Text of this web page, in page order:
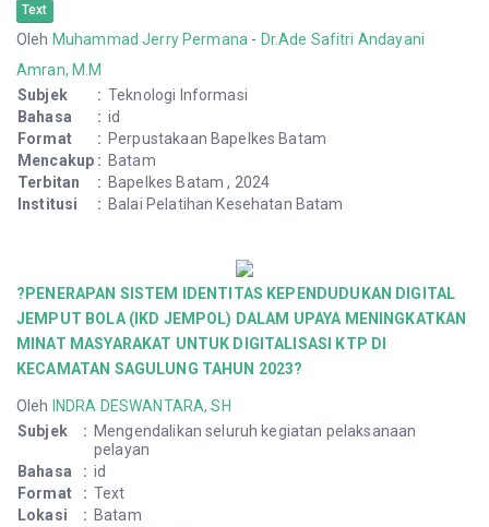
Text
Oleh Muhammad Jerry Permana - Dr.Ade Safitri Andayani
Amran, M.M
Subjek
: Teknologi Informasi
Bahasa
: id
Format
: Perpustakaan Bapelkes Batam
Mencakup : Batam
Terbitan
: Bapelkes Batam , 2024
Institusi
: Balai Pelatihan Kesehatan Batam
?PENERAPAN SISTEM IDENTITAS KEPENDUDUKAN DIGITAL
JEMPUT BOLA (IKD JEMPOL) DALAM UPAYA MENINGKATKAN
MINAT MASYARAKAT UNTUK DIGITALISASI KTP DI
KECAMATAN SAGULUNG TAHUN 2023?
Oleh
INDRA DESWANTARA, SH
Subjek
: Mengendalikan seluruh kegiatan pelaksanaan
pelayan
Bahasa
: id
Format
: Text
Lokasi
: Batam